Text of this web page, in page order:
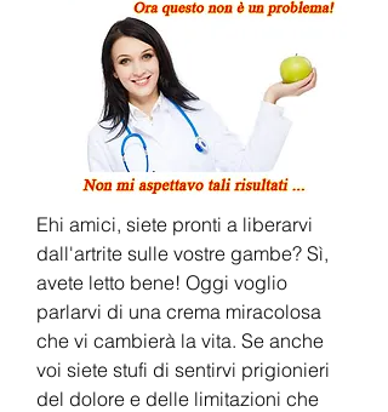
Ehi amici, siete pronti a liberarvi
dall'artrite sulle vostre gambe? Sì,
avete letto bene! Oggi voglio
parlarvi di una crema miracolosa
che vi cambierà la vita. Se anche
voi siete stufi di sentirvi prigionieri
del dolore e delle limitazioni che